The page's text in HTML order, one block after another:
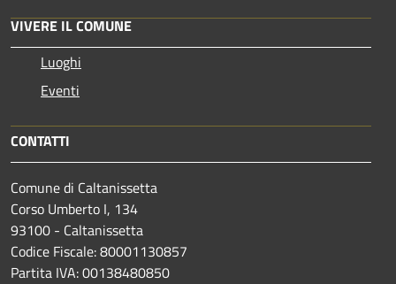
VIVERE IL COMUNE
Luoghi
Eventi
CONTATTI
Comune di Caltanissetta
Corso Umberto I, 134
93100 - Caltanissetta
Codice Fiscale: 80001130857
Partita IVA: 00138480850